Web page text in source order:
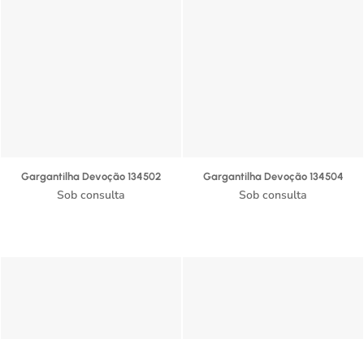
Gargantilha Devoção 134502
Sob consulta
Gargantilha Devoção 134504
Sob consulta